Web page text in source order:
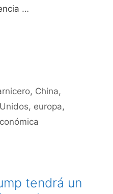
…
, China,
, europa,
tendrá un